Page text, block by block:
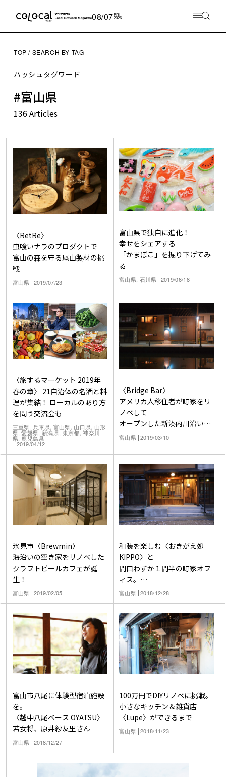
08/07FRI
2026
TOP SEARCH BY TAG
ハッシュタグワード
#富山県
136 Articles
〈RetRe〉
虫喰いナラのプロダクトで
富山の森を守る尾山製材の挑
戦
富山県 2019/07/23
富山県で独自に進化！
幸せをシェアする
「かまぼこ」を掘り下げてみ
る
富山県, 石川県 2019/06/18
〈旅するマーケット 2019年
春の章〉 21自治体の名酒と料
理が集結！ ローカルのあり方
を問う交流会も
三重県, 兵庫県, 富山県, 山口県, 山形
県, 愛媛県, 新潟県, 東京都, 神奈川
県, 鹿児島県
2019/04/12
〈Bridge Bar〉
アメリカ人移住者が町家をリ
ノベして
オープンした新湊内川沿いの
バー
富山県 2019/03/10
氷見市〈Brewmin〉
海沿いの空き家をリノベした
クラフトビールカフェが誕
生！
富山県 2019/02/05
和装を楽しむ〈おきがえ処
KIPPO〉と
間口わずか１間半の町家オフ
ィス。
射水市新湊内川の新たな可能
性とは？
富山県 2018/12/28
富山市八尾に体験型宿泊施設
を。
〈越中八尾ベース OYATSU〉
若女将、原井紗友里さん
富山県 2018/12/27
100万円でDIYリノベに挑戦。
小さなキッチン＆雑貨店
〈Lupe〉ができるまで
富山県 2018/11/23